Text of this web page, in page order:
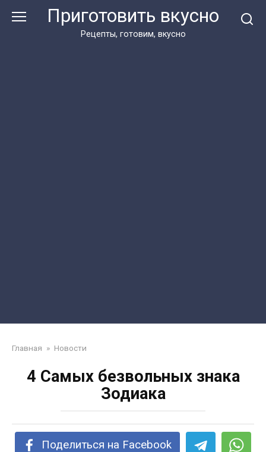
Приготовить вкусно
Рецепты, готовим, вкусно
Главная » Новости
4 Самых безвольных знака
Зодиака
Поделиться на Facebook